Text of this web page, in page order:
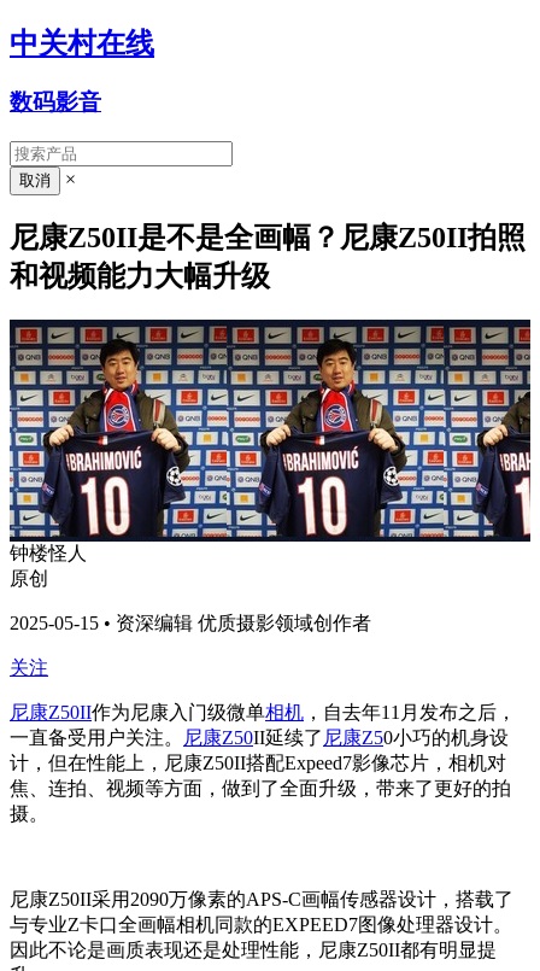
中关村在线
数码影音
×
尼康Z50II是不是全画幅？尼康Z50II拍照
和视频能力大幅升级
钟楼怪人
原创
2025-05-15 • 资深编辑 优质摄影领域创作者
关注
尼康Z50II作为尼康入门级微单相机 ，自去年11月发布之后，
一直备受用户关注。
尼康Z50II延续了 尼康Z50小巧的机身设
计，但在性能上，尼康Z50II搭配Expeed7影像芯片，相机对
焦、连拍、视频等方面，做到了全面升级，带来了更好的拍
摄。
尼康Z50II采用2090万像素的APS-C画幅传感器设计，搭载了
与专业Z卡口全画幅相机同款的EXPEED7图像处理器设计。
因此不论是画质表现还是处理性能，尼康Z50II都有明显提